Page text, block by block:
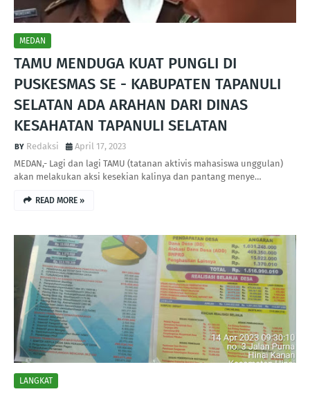
MEDAN
TAMU MENDUGA KUAT PUNGLI DI
PUSKESMAS SE - KABUPATEN TAPANULI
SELATAN ADA ARAHAN DARI DINAS
KESAHATAN TAPANULI SELATAN
Redaksi
April 17, 2023
MEDAN,- Lagi dan lagi TAMU (tatanan aktivis mahasiswa unggulan)
akan melakukan aksi kesekian kalinya dan pantang menye…
READ MORE »
LANGKAT